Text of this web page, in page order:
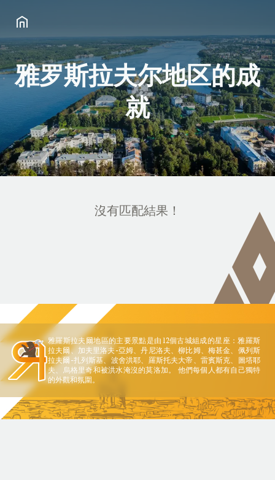
雅罗斯拉夫尔地区的成
就
沒有匹配結果！
雅羅斯拉夫爾地區的主要景點是由12個古城組成的星座：雅羅斯
拉夫爾、加夫里洛夫-亞姆、丹尼洛夫、柳比姆、梅甚金、佩列斯
拉夫爾-扎列斯基、波舍洪耶、羅斯托夫大帝、雷賓斯克、圖塔耶
夫、烏格里奇和被洪水淹沒的莫洛加。 他們每個人都有自己獨特
的外觀和氛圍。